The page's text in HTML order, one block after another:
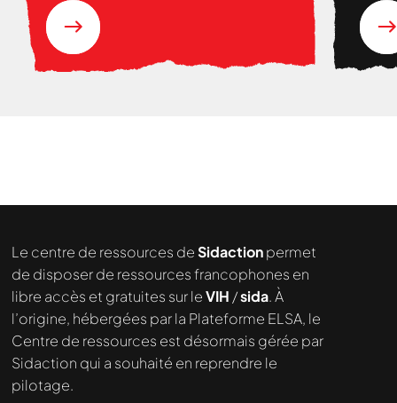
Le centre de ressources deSidactionpermet
de disposer de ressources francophones en
libre accès et gratuites sur leVIH /sida. À
l’origine, hébergées par la Plateforme ELSA, le
Centre de ressources est désormais gérée par
Sidaction qui a souhaité en reprendre le
pilotage.